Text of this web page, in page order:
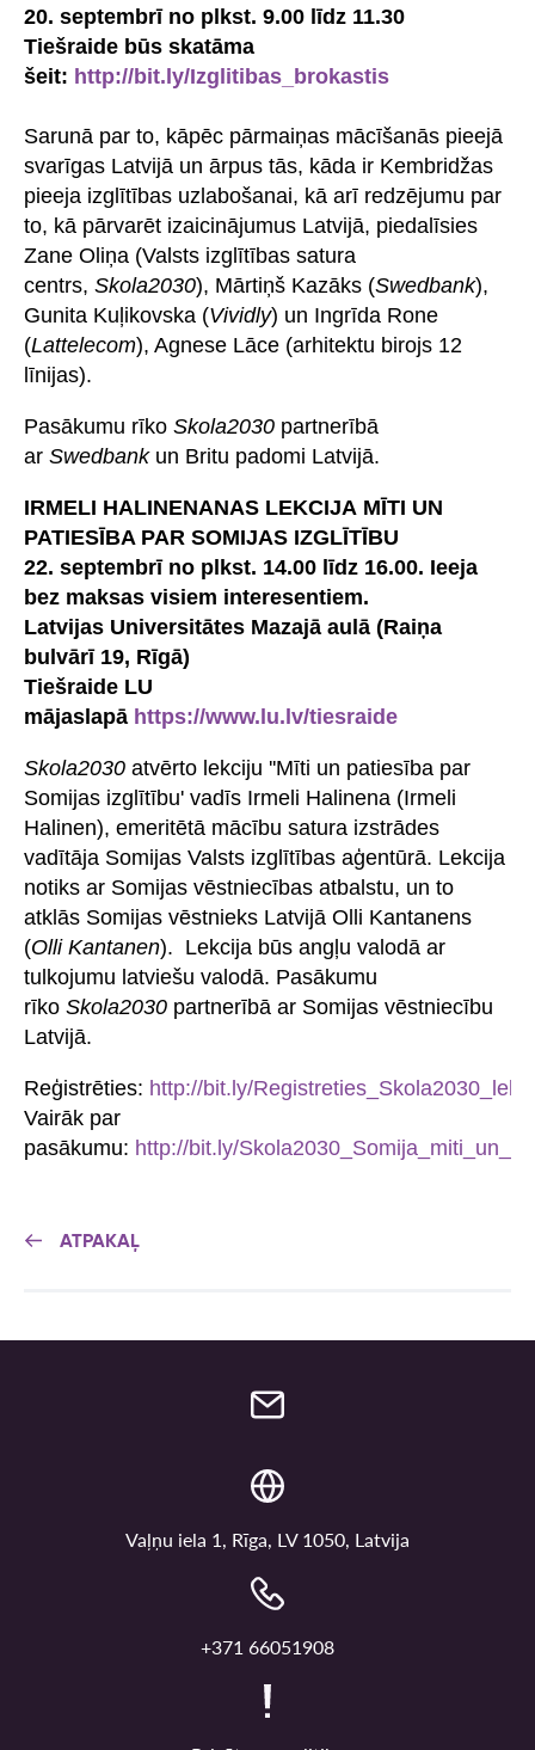
20. septembrī no plkst. 9.00 līdz 11.30
Tiešraide būs skatāma
šeit: http://bit.ly/Izglitibas_brokastis
Sarunā par to, kāpēc pārmaiņas mācīšanās pieejā
svarīgas Latvijā un ārpus tās, kāda ir Kembridžas
pieeja izglītības uzlabošanai, kā arī redzējumu par
to, kā pārvarēt izaicinājumus Latvijā, piedalīsies
Zane Oliņa (Valsts izglītības satura
centrs, Skola2030), Mārtiņš Kazāks (Swedbank),
Gunita Kuļikovska (Vividly) un Ingrīda Rone
(Lattelecom), Agnese Lāce (arhitektu birojs 12
līnijas).
Pasākumu rīko Skola2030 partnerībā
ar Swedbankun Britu padomi Latvijā.
IRMELI HALINENANAS LEKCIJA MĪTI UN
PATIESĪBA PAR SOMIJAS IZGLĪTĪBU
22. septembrī no plkst. 14.00 līdz 16.00. Ieeja
bez maksas visiem interesentiem.
Latvijas Universitātes Mazajā aulā (Raiņa
bulvārī 19, Rīgā)
Tiešraide LU
mājaslapā https://www.lu.lv/tiesraide
Skola2030 atvērto lekciju ''Mīti un patiesība par
Somijas izglītību' vadīs Irmeli Halinena (Irmeli
Halinen), emeritētā mācību satura izstrādes
vadītāja Somijas Valsts izglītības aģentūrā. Lekcija
notiks ar Somijas vēstniecības atbalstu, un to
atklās Somijas vēstnieks Latvijā Olli Kantanens
(Olli Kantanen). Lekcija būs angļu valodā ar
tulkojumu latviešu valodā. Pasākumu
rīko Skola2030 partnerībā ar Somijas vēstniecību
Latvijā.
Reģistrēties: http://bit.ly/
Vairāk par
pasākumu: http://bit.ly/
ATPAKAĻ
Vaļņu iela 1, Rīga, LV 1050, Latvija
+371 66051908